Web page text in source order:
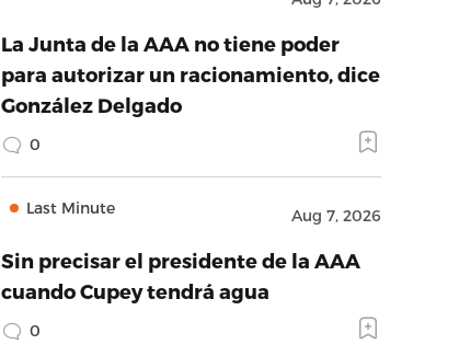
La Junta de la AAA no tiene poder
para autorizar un racionamiento, dice
González Delgado
0
Last Minute Aug 7, 2026
Sin precisar el presidente de la AAA
cuando Cupey tendrá agua
0